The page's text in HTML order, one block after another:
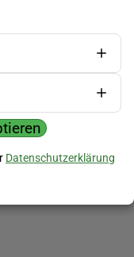
Datenschutzerklärung